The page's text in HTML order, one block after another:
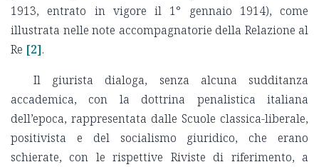
1913, entrato in vigore il 1° gennaio 1914), come
illustrata nelle note accompagnatorie della Relazione al
Re [2].
Il giurista dialoga, senza alcuna sudditanza
accademica, con la dottrina penalistica italiana
dell’epoca, rappresentata dalle Scuole classica-liberale,
positivista e del socialismo giuridico, che erano
schierate, con le rispettive Riviste di riferimento, a